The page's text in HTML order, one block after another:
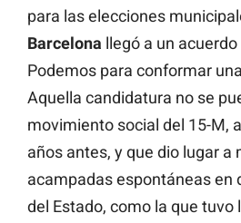
para las elecciones
Barcelona llegó a un acuerdo
Podemos para conformar
Aquella candidatura no se
movimiento social del 15-M,
años antes, y que dio lugar a
acampadas espontáneas en
del Estado, como la que tuvo